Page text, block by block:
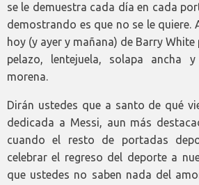
se le demuestra cada día en cada
demostrando es que no se le quiere.
hoy (y ayer y mañana) de Barry
pelazo, lentejuela, solapa ancha
morena.
Dirán ustedes que a santo de qué
dedicada a Messi, aun más
cuando el resto de portadas
celebrar el regreso del deporte a
que ustedes no saben nada del